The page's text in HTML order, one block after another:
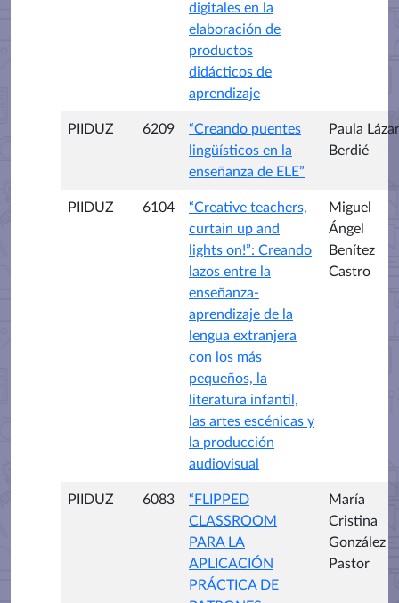
digitales en la
elaboración de
productos
didácticos de
aprendizaje
PIIDUZ 6209
“Creando puentes
lingüísticos en la
enseñanza de ELE”
Paula
Berdié
PIIDUZ 6104
“Creative teachers,
curtain up and
lights on!”: Creando
lazos entre la
enseñanza-
aprendizaje de la
lengua extranjera
con los más
pequeños, la
literatura infantil,
las artes escénicas y
la producción
audiovisual
Miguel
Ángel
Benítez
Castro
PIIDUZ 6083
“FLIPPED
CLASSROOM
PARA LA
APLICACIÓN
PRÁCTICA DE
María
Cristina
González
Pastor